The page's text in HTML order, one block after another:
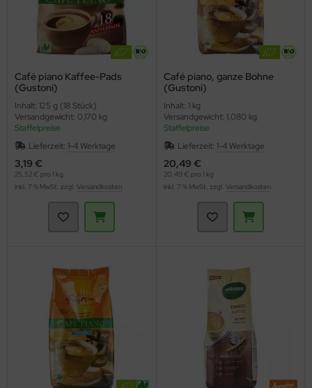
Café piano Kaffee-Pads
(Gustoni)
Inhalt: 125 g (18 Stück)
Versandgewicht: 0,170 kg
Staffelpreise
Lieferzeit: 1-4 Werktage
3,19 €
25,52 € pro 1 kg
inkl. 7 % MwSt. zzgl. Versandkosten
Café piano, ganze Bohne
(Gustoni)
Inhalt: 1 kg
Versandgewicht: 1,080 kg
Staffelpreise
Lieferzeit: 1-4 Werktage
20,49 €
20,49 € pro 1 kg
inkl. 7 % MwSt. zzgl. Versandkosten